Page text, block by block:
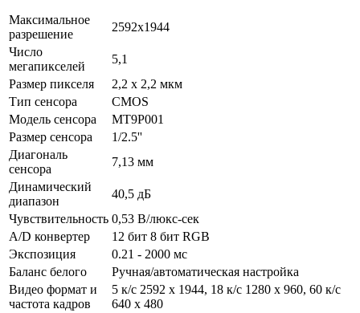
Максимальное
разрешение
2592х1944
Число
мегапикселей
5,1
Размер пикселя
2,2 х 2,2 мкм
Тип сенсора
CMOS
Модель сенсора
MT9P001
Размер сенсора
1/2.5''
Диагональ
сенсора
7,13 мм
Динамический
диапазон
40,5 дБ
Чувствительность 0,53 В/люкс-сек
A/D конвертер
12 бит 8 бит RGB
Экспозиция
0.21 - 2000 мс
Баланс белого
Ручная/автоматическая настройка
Видео формат и
частота кадров
5 к/с 2592 x 1944, 18 к/с 1280 x 960, 60 к/с
640 x 480